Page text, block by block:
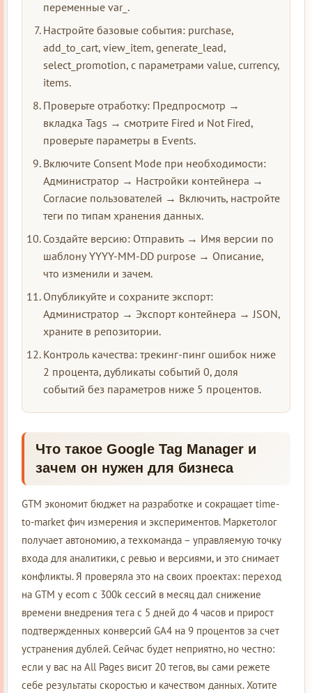
переменные var_.
Настройте базовые события: purchase,
add_to_cart, view_item, generate_lead,
select_promotion, с параметрами value, currency,
items.
Проверьте отработку: Предпросмотр →
вкладка Tags → смотрите Fired и Not Fired,
проверьте параметры в Events.
Включите Consent Mode при необходимости:
Администратор → Настройки контейнера →
Согласие пользователей → Включить, настройте
теги по типам хранения данных.
Создайте версию: Отправить → Имя версии по
шаблону YYYY-MM-DD purpose → Описание,
что изменили и зачем.
Опубликуйте и сохраните экспорт:
Администратор → Экспорт контейнера → JSON,
храните в репозитории.
Контроль качества: трекинг-пинг ошибок ниже
2 процента, дубликаты событий 0, доля
событий без параметров ниже 5 процентов.
Что такое Google Tag Manager и
зачем он нужен для бизнеса
GTM экономит бюджет на разработке и сокращает time-
to-market фич измерения и экспериментов. Маркетолог
получает автономию, а техкоманда – управляемую точку
входа для аналитики, с ревью и версиями, и это снимает
конфликты. Я проверяла это на своих проектах: переход
на GTM у ecom с 300k сессий в месяц дал снижение
времени внедрения тега с 5 дней до 4 часов и прирост
подтвержденных конверсий GA4 на 9 процентов за счет
устранения дублей. Сейчас будет неприятно, но честно:
если у вас на All Pages висит 20 тегов, вы сами режете
себе результаты скоростью и качеством данных. Хотите